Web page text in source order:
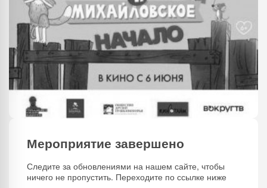
Мероприятие завершено
Следите за обновлениями на нашем сайте, чтобы
ничего не пропустить. Переходите по ссылке ниже